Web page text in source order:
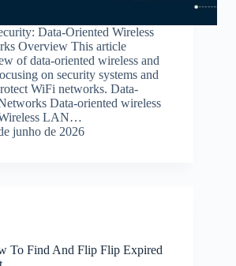
Data-Oriented Wireless
Overview This article
of data-oriented wireless and
on security systems and
WiFi networks. Data-
Data-oriented wireless
LAN…
junho de 2026
To Find And Flip Flip Expired